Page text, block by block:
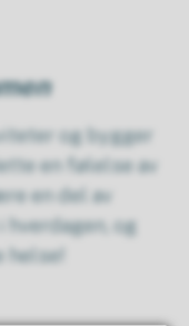
og bygger
en følelse av
en del av
og